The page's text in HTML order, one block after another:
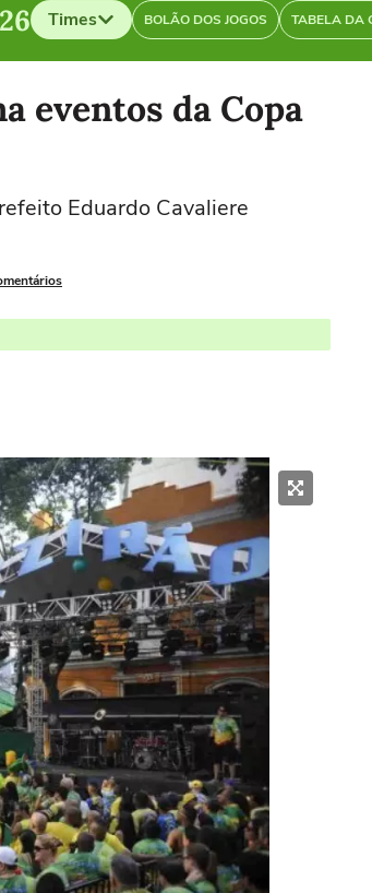
Times BOLÃO DOS JOGOS TABELA DA
eventos da Copa
Eduardo Cavaliere